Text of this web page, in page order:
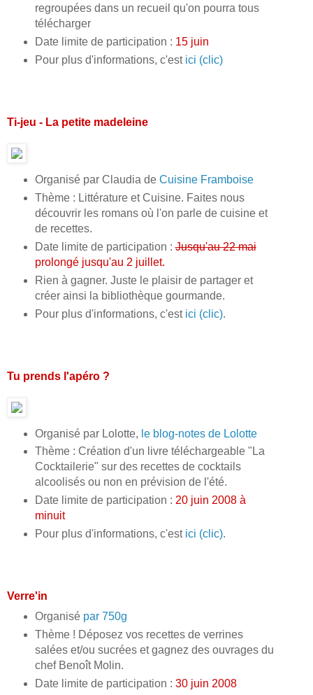
regroupées dans un recueil qu'on pourra tous
télécharger
Date limite de participation : 15 juin
Pour plus d'informations, c'est ici (clic)
Ti-jeu - La petite madeleine
Organisé par Claudia de Cuisine Framboise
Thème : Littérature et Cuisine. Faites nous
découvrir les romans où l'on parle de cuisine et
de recettes.
Date limite de participation :Jusqu'au 22 mai
prolongé jusqu'au 2 juillet.
Rien à gagner. Juste le plaisir de partager et
créer ainsi la bibliothèque gourmande.
Pour plus d'informations, c'est ici (clic).
Tu prends l'apéro ?
Organisé par Lolotte, le blog-notes de Lolotte
Thème : Création d'un livre téléchargeable "La
Cocktailerie" sur des recettes de cocktails
alcoolisés ou non en prévision de l'été.
Date limite de participation : 20 juin 2008 à
minuit
Pour plus d'informations, c'est ici (clic).
Verre'in
Organisé par 750g
Thème ! Déposez vos recettes de verrines
salées et/ou sucrées et gagnez des ouvrages du
chef Benoît Molin.
Date limite de participation : 30 juin 2008